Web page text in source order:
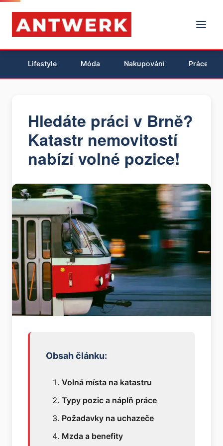
Lifestyle Móda Nakupování Práce
Hledáte práci v Brně?
Katastr nemovitostí
nabízí volné pozice!
Obsah článku:
Volná místa na katastru
Typy pozic a náplň práce
Požadavky na uchazeče
Mzda a benefity